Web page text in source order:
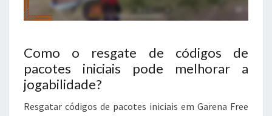
Como o resgate de códigos de
pacotes iniciais pode melhorar a
jogabilidade?
Resgatar códigos de pacotes iniciais em Garena Free